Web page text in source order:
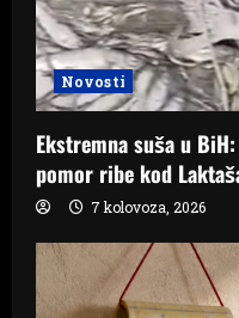
Novosti
Ekstremna suša u
pomor ribe kod
7 kolovoza, 2026